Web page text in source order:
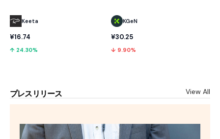
Keeta
¥16.74
↑ 24.30%
KGeN
¥30.25
↓ 9.90%
プレスリリース View All